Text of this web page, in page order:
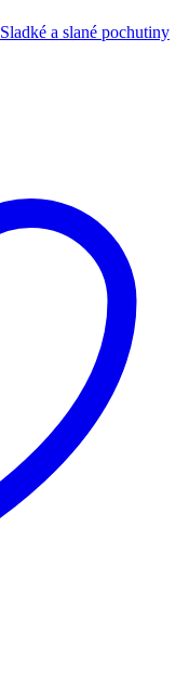
Sladké a slané pochutiny